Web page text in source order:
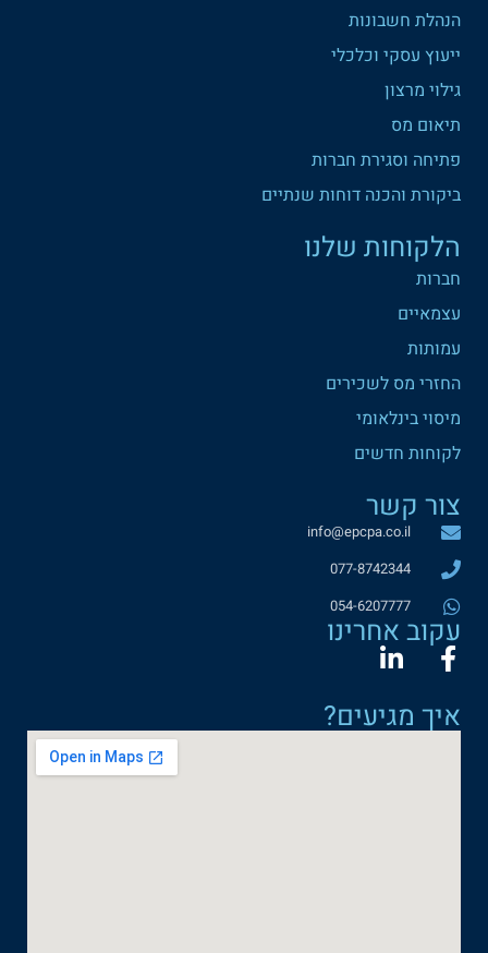
הנהלת חשבונות
ייעוץ עסקי וכלכלי
גילוי מרצון
תיאום מס
פתיחה וסגירת חברות
ביקורת והכנה דוחות שנתיים
הלקוחות שלנו
חברות
עצמאיים
עמותות
החזרי מס לשכירים
מיסוי בינלאומי
לקוחות חדשים
צור קשר
info@epcpa.co.il
077-8742344‬
054-6207777
עקוב אחרינו
איך מגיעים?